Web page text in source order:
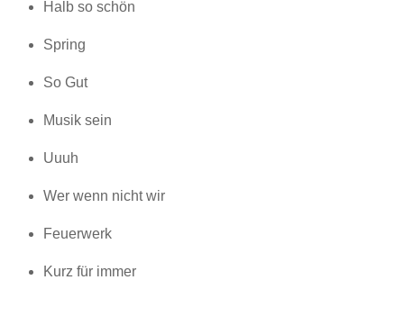
Halb so schön
Spring
So Gut
Musik sein
Uuuh
Wer wenn nicht wir
Feuerwerk
Kurz für immer